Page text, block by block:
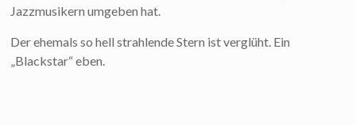
Jazzmusikern umgeben hat.
Der ehemals so hell strahlende Stern ist verglüht. Ein
„Blackstar“ eben.